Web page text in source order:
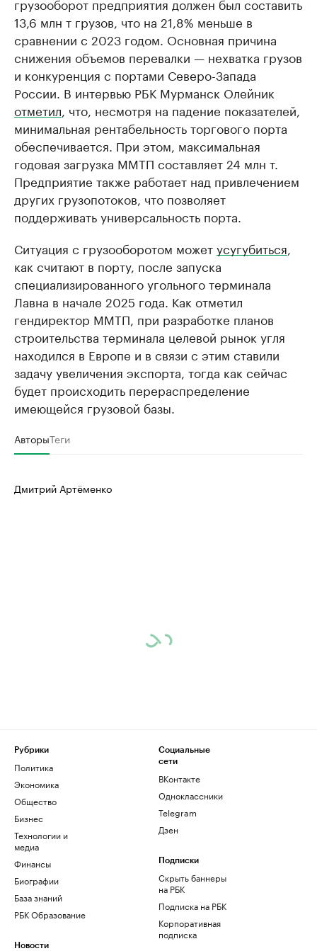
грузооборот предприятия должен был составить
13,6 млн т грузов, что на 21,8% меньше в
сравнении с 2023 годом. Основная причина
снижения объемов перевалки — нехватка грузов
и конкуренция с портами Северо-Запада
России. В интервью РБК Мурманск Олейник
отметил, что, несмотря на падение показателей,
минимальная рентабельность торгового порта
обеспечивается. При этом, максимальная
годовая загрузка ММТП составляет 24 млн т.
Предприятие также работает над привлечением
других грузопотоков, что позволяет
поддерживать универсальность порта.
Ситуация с грузооборотом можетусугубиться,
как считают в порту, после запуска
специализированного угольного терминала
Лавна в начале 2025 года. Как отметил
гендиректор ММТП, при разработке планов
строительства терминала целевой рынок угля
находился в Европе и в связи с этим ставили
задачу увеличения экспорта, тогда как сейчас
будет происходить перераспределение
имеющейся грузовой базы.
АвторыТеги
Дмитрий Артёменко
Рубрики
Политика
Экономика
Общество
Бизнес
Технологии и
медиа
Финансы
Биографии
База знаний
РБК Образование
Новости
Социальные
сети
ВКонтакте
Одноклассники
Telegram
Дзен
Подписки
Скрыть баннеры
на РБК
Подписка на РБК
Корпоративная
подписка